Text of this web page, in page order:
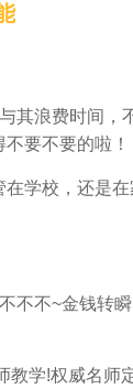
其浪费时间
要不要的啦！
学校，还是
不不~金钱转
教学!权威名